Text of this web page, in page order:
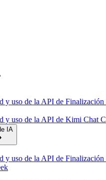
y uso de la API de Finalización
y uso de la API de Kimi Chat
IA
y uso de la API de Finalización